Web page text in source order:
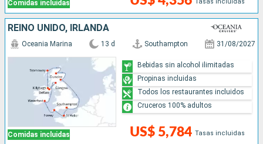
Comidas incluidas Tasas incluidas
REINO UNIDO, IRLANDA
Comidas incluidas
Oceania Marina 13 d Southampton 31/08/2027
US$ 5,784 Tasas incluidas
Bebidas sin alcohol ilimitadas
Propinas incluidas
Todos los restaurantes incluidos
Cruceros 100% adultos